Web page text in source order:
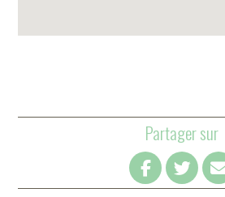
Partager sur